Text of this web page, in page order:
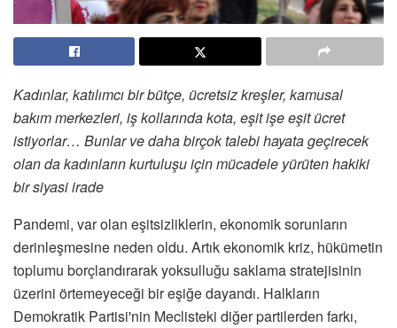
Kadınlar, katılımcı bir bütçe, ücretsiz kreşler, kamusal
bakım merkezleri, iş kollarında kota, eşit işe eşit ücret
istiyorlar… Bunlar ve daha birçok talebi hayata geçirecek
olan da kadınların kurtuluşu için mücadele yürüten hakiki
bir siyasi irade
Pandemi, var olan eşitsizliklerin, ekonomik sorunların
derinleşmesine neden oldu. Artık ekonomik kriz, hükümetin
toplumu borçlandırarak yoksulluğu saklama stratejisinin
üzerini örtemeyeceği bir eşiğe dayandı. Halkların
Demokratik Partisi'nin Meclisteki diğer partilerden farkı,